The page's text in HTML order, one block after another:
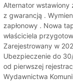
Alternator wstawiony
z gwarancją .
zapłonowy . Nowa
właściciela
Zarejestrowany w
Ubezpieczenie do
od pierwszej
Wydawnictwa